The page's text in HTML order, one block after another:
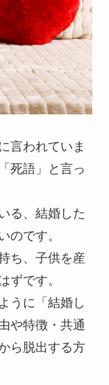
言われていま
死語」と言っ
る、結婚した
のです。
ち、子供を産
ずです。
うに「結婚し
や特徴・共通
ら脱出する方